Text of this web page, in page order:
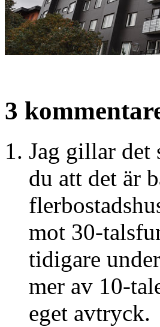
3
Jag gillar det
du att det är
mot 30-
tidigare
mer av 10-
eget avtryck.